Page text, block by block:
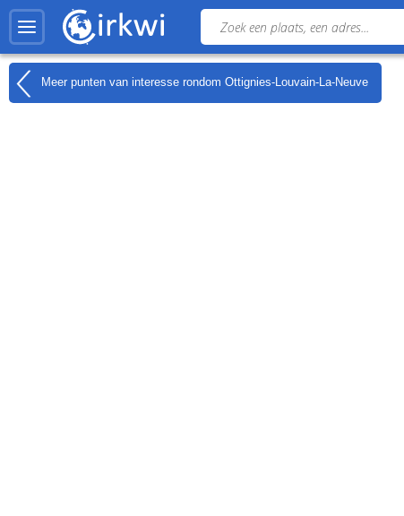
Meer punten van interesse rondom Ottignies-Louvain-La-Neuve